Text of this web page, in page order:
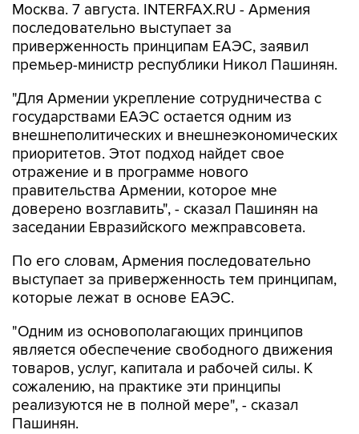
Москва. 7 августа. INTERFAX.RU - Армения
последовательно выступает за
приверженность принципам ЕАЭС, заявил
премьер-министр республики Никол Пашинян.
"Для Армении укрепление сотрудничества с
государствами ЕАЭС остается одним из
внешнеполитических и внешнеэкономических
приоритетов. Этот подход найдет свое
отражение и в программе нового
правительства Армении, которое мне
доверено возглавить", - сказал Пашинян на
заседании Евразийского межправсовета.
По его словам, Армения последовательно
выступает за приверженность тем принципам,
которые лежат в основе ЕАЭС.
"Одним из основополагающих принципов
является обеспечение свободного движения
товаров, услуг, капитала и рабочей силы. К
сожалению, на практике эти принципы
реализуются не в полной мере", - сказал
Пашинян.